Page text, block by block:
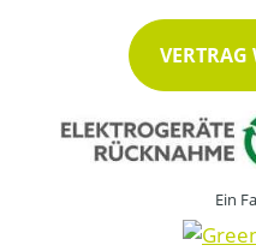
VERTRAG
Ein